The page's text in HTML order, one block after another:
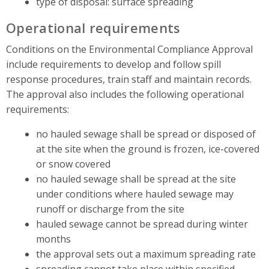
Operational requirements
Conditions on the Environmental Compliance Approval
include requirements to develop and follow spill
response procedures, train staff and maintain records.
The approval also includes the following operational
requirements:
no hauled sewage shall be spread or disposed of
at the site when the ground is frozen, ice-covered
or snow covered
no hauled sewage shall be spread at the site
under conditions where hauled sewage may
runoff or discharge from the site
hauled sewage cannot be spread during winter
months
the approval sets out a maximum spreading rate